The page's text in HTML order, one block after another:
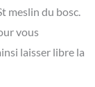
meslin du bosc.
vous
laisser libre la